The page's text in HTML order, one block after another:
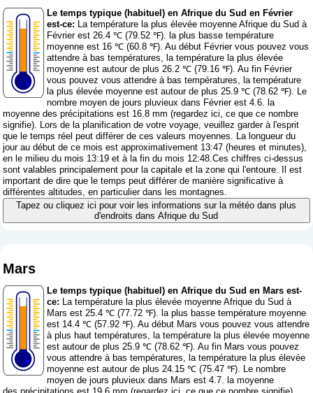
Le temps typique (habituel) en Afrique du Sud en Février
est-ce: La température la plus élevée moyenne Afrique du Sud à
Février est 26.4 ℃ (79.52 ℉). la plus basse température
moyenne est 16 ℃ (60.8 ℉). Au début Février vous pouvez vous
attendre à bas températures, la température la plus élevée
moyenne est autour de plus 26.2 ℃ (79.16 ℉). Au fin Février
vous pouvez vous attendre à bas températures, la température
la plus élevée moyenne est autour de plus 25.9 ℃ (78.62 ℉). Le
nombre moyen de jours pluvieux dans Février est 4.6. la
moyenne des précipitations est 16.8 mm (regardez ici, ce que ce nombre
signifie). Lors de la planification de votre voyage, veuillez garder à l'esprit
que le temps réel peut différer de ces valeurs moyennes. La longueur du
jour au début de ce mois est approximativement 13:47 (heures et minutes),
en le milieu du mois 13:19 et à la fin du mois 12:48.Ces chiffres ci-dessus
sont valables principalement pour la capitale et la zone qui l'entoure. Il est
important de dire que le temps peut différer de manière significative à
différentes altitudes, en particulier dans les montagnes.
Tapez ou cliquez ici pour voir les informations sur la météo dans plus
d'endroits dans Afrique du Sud
Mars
Le temps typique (habituel) en Afrique du Sud en Mars est-
ce: La température la plus élevée moyenne Afrique du Sud à
Mars est 25.4 ℃ (77.72 ℉). la plus basse température moyenne
est 14.4 ℃ (57.92 ℉). Au début Mars vous pouvez vous attendre
à plus haut températures, la température la plus élevée moyenne
est autour de plus 25.9 ℃ (78.62 ℉). Au fin Mars vous pouvez
vous attendre à bas températures, la température la plus élevée
moyenne est autour de plus 24.15 ℃ (75.47 ℉). Le nombre
moyen de jours pluvieux dans Mars est 4.7. la moyenne